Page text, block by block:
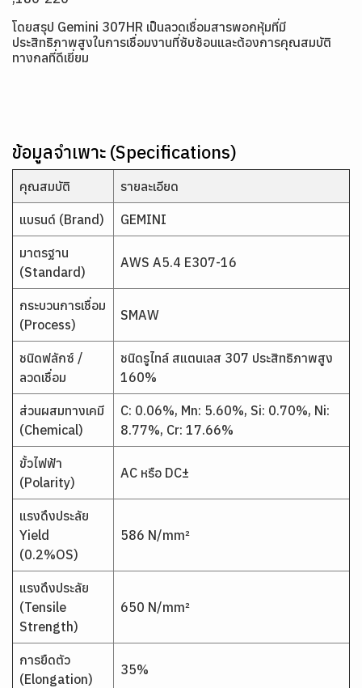
โดยสรุป Gemini 307HR เป็นลวดเชื่อมสารพอกหุ้มที่มี
ประสิทธิภาพสูงในการเชื่อมงานที่ซับซ้อนและต้องการคุณสมบัติ
ทางกลที่ดีเยี่ยม
ข้อมูลจำเพาะ (Specifications)
คุณสมบัติ รายละเอียด
แบรนด์ (Brand) GEMINI
มาตรฐาน
(Standard)
AWS A5.4 E307-16
กระบวนการเชื่อม
(Process)
SMAW
ชนิดฟลักซ์ /
ลวดเชื่อม
ชนิดรูไทล์ สแตนเลส 307 ประสิทธิภาพสูง
160%
ส่วนผสมทางเคมี
(Chemical)
C: 0.06%, Mn: 5.60%, Si: 0.70%, Ni:
8.77%, Cr: 17.66%
ขั้วไฟฟ้า
(Polarity)
AC หรือ DC±
แรงดึงประลัย
Yield
(0.2%OS)
586 N/mm²
แรงดึงประลัย
(Tensile
Strength)
650 N/mm²
การยืดตัว
(Elongation)
35%